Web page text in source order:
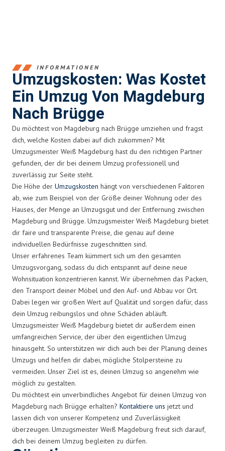
INFORMATIONEN
Umzugskosten: Was Kostet
Ein Umzug Von Magdeburg
Nach Brügge
Du möchtest von Magdeburg nach Brügge umziehen und fragst
dich, welche Kosten dabei auf dich zukommen? Mit
Umzugsmeister Weiß Magdeburg hast du den richtigen Partner
gefunden, der dir bei deinem Umzug professionell und
zuverlässig zur Seite steht.
Die Höhe der Umzugskosten hängt von verschiedenen Faktoren
ab, wie zum Beispiel von der Größe deiner Wohnung oder des
Hauses, der Menge an Umzugsgut und der Entfernung zwischen
Magdeburg und Brügge. Umzugsmeister Weiß Magdeburg bietet
dir faire und transparente Preise, die genau auf deine
individuellen Bedürfnisse zugeschnitten sind.
Unser erfahrenes Team kümmert sich um den gesamten
Umzugsvorgang, sodass du dich entspannt auf deine neue
Wohnsituation konzentrieren kannst. Wir übernehmen das Packen,
den Transport deiner Möbel und den Auf- und Abbau vor Ort.
Dabei legen wir großen Wert auf Qualität und sorgen dafür, dass
dein Umzug reibungslos und ohne Schäden abläuft.
Umzugsmeister Weiß Magdeburg bietet dir außerdem einen
umfangreichen Service, der über den eigentlichen Umzug
hinausgeht. So unterstützen wir dich auch bei der Planung deines
Umzugs und helfen dir dabei, mögliche Stolpersteine zu
vermeiden. Unser Ziel ist es, deinen Umzug so angenehm wie
möglich zu gestalten.
Du möchtest ein unverbindliches Angebot für deinen Umzug von
Magdeburg nach Brügge erhalten? Kontaktiere uns jetzt und
lassen dich von unserer Kompetenz und Zuverlässigkeit
überzeugen. Umzugsmeister Weiß Magdeburg freut sich darauf,
dich bei deinem Umzug begleiten zu dürfen.